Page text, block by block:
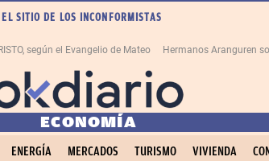
EL SITIO DE LOS INCONFORMISTAS
según el Evangelio de Mateo Hermanos Aranguren
ECONOMÍA
ENERGÍA MERCADOS TURISMO VIVIENDA